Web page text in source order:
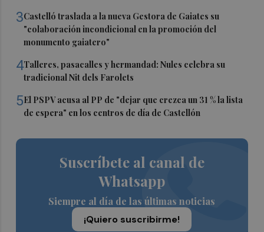
3Castelló traslada a la nueva Gestora de Gaiates su
"colaboración incondicional en la promoción del
monumento gaiatero"
4Talleres, pasacalles y hermandad: Nules celebra su
tradicional Nit dels Farolets
5El PSPV acusa al PP de "dejar que crezca un 31 % la lista
de espera" en los centros de día de Castellón
Suscríbete al canal de
Whatsapp
Siempre al día de las últimas noticias
¡Quiero suscribirme!